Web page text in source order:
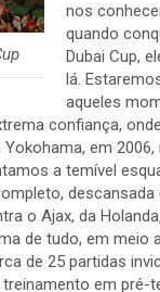
nos
quando
Dubai Cup,
lá.
aqueles
confiança,
em 2006,
a temível
descansada
o Ajax, da
de tudo, em meio
de 25 partidas
em pré-